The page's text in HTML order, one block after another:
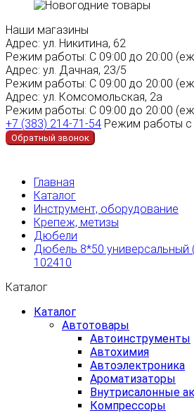
Наши магазины
Адрес: ул. Никитина, 62
Режим работы: С 09:00 до 20:00
Адрес: ул. Дачная, 23/5
Режим работы: С 09:00 до 20:00
Адрес: ул. Комсомольская, 2а
Режим работы: С 09:00 до 20:00
+7 (383) 214-71-54 Режим работы с
Обратный звонок
Главная
Каталог
Инструмент, оборудование
Крепеж, метизы
Дюбели
Дюбель 8*50
102410
Каталог
Каталог
Автотовары
Автоинструменты
Автохимия
Автоэлектроника
Ароматизаторы
Внутрисалонные
Компрессоры